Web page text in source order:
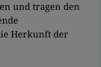
und tragen den
Herkunft der